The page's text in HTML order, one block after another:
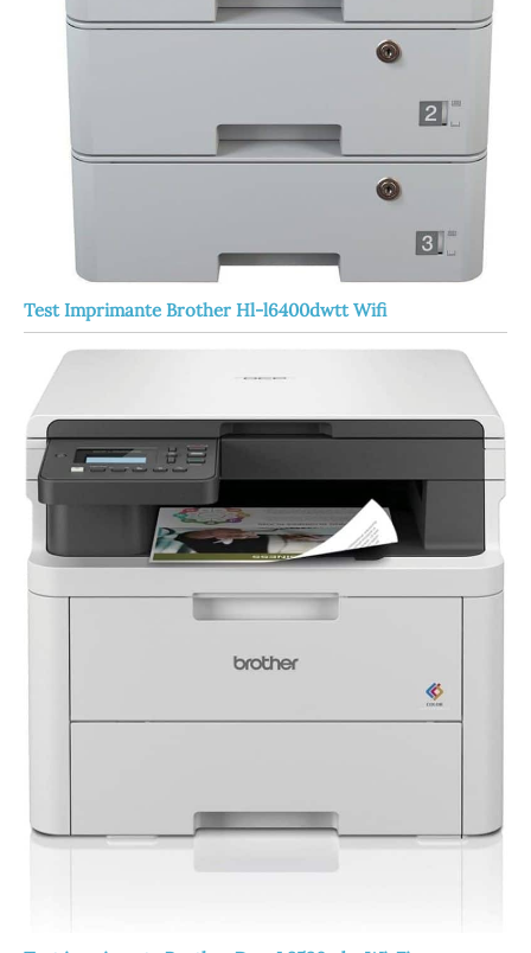
Test Imprimante Brother Hl-l6400dwtt Wifi